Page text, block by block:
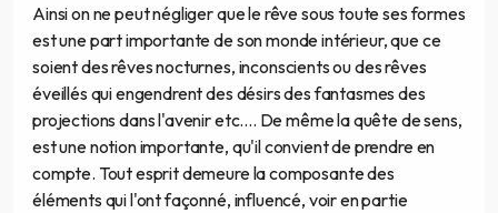
Ainsi on ne peut négliger que le rêve sous toute ses formes
est une part importante de son monde intérieur, que ce
soient des rêves nocturnes, inconscients ou des rêves
éveillés qui engendrent des désirs des fantasmes des
projections dans l'avenir etc.... De même la quête de sens,
est une notion importante, qu'il convient de prendre en
compte. Tout esprit demeure la composante des
éléments qui l'ont façonné, influencé, voir en partie